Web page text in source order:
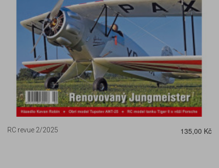
RC revue 2/2025 135,00 Kč